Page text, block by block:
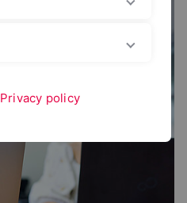
Privacy policy